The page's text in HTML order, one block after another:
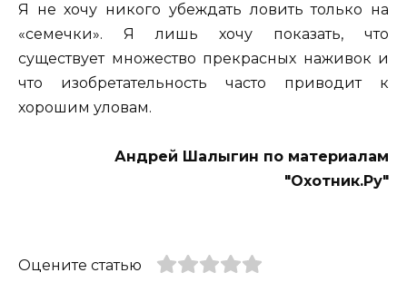
Я не хочу никого убеждать ловить только на
«семечки». Я лишь хочу показать, что
существует множество прекрасных наживок и
что изобретательность часто приводит к
хорошим уловам.
Андрей Шалыгин по материалам
"Охотник.Ру"
Оцените статью